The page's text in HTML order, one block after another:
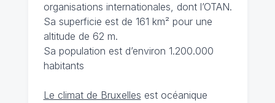
organisations internationales, dont l’OTAN.
Sa superficie est de 161 km² pour une
altitude de 62 m.
Sa population est d’environ 1.200.000
habitants
Le climat de Bruxelles est océanique